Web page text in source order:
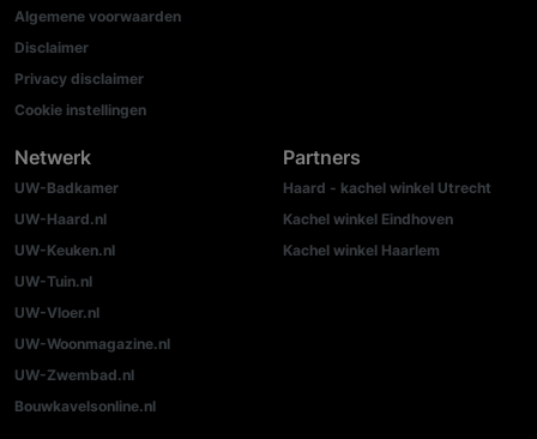
Algemene voorwaarden
Disclaimer
Privacy disclaimer
Cookie instellingen
Netwerk
UW-Badkamer
UW-Haard.nl
UW-Keuken.nl
UW-Tuin.nl
UW-Vloer.nl
UW-Woonmagazine.nl
UW-Zwembad.nl
Bouwkavelsonline.nl
Partners
Haard - kachel winkel Utrecht
Kachel winkel Eindhoven
Kachel winkel Haarlem